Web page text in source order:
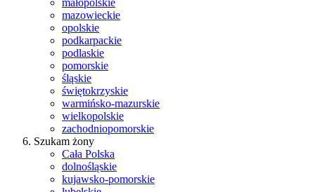
małopolskie
mazowieckie
opolskie
podkarpackie
podlaskie
pomorskie
śląskie
świętokrzyskie
warmińsko-mazurskie
wielkopolskie
zachodniopomorskie
Szukam żony
Cała Polska
dolnośląskie
kujawsko-pomorskie